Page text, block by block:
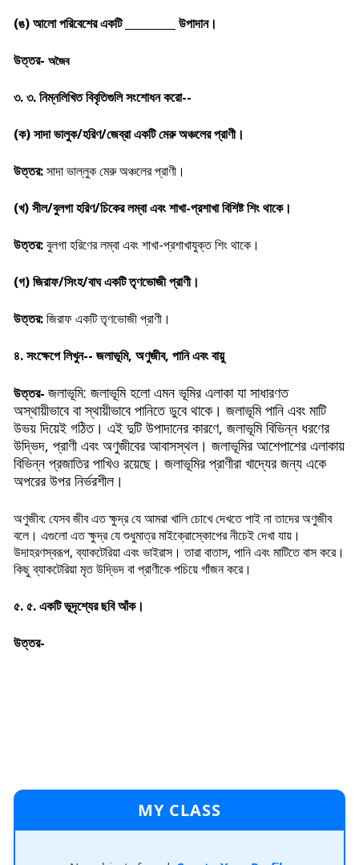
(ঙ) আলো পরিবেশের একটি _________ উপাদান।
উত্তর- অজৈব
৩. ৩. নিম্নলিখিত বিবৃতিগুলি সংশোধন করো--
(ক) সাদা ভালুক/হরিণ/জেব্রা একটি মেরু অঞ্চলের প্রাণী।
উত্তর:সাদা ভাল্লুক মেরু অঞ্চলের প্রাণী।
(খ) সীল/বুলগা হরিণ/চিকের লম্বা এবং শাখা-প্রশাখা বিশিষ্ট শিং থাকে।
উত্তর:বুলগা হরিণের লম্বা এবং শাখা-প্রশাখাযুক্ত শিং থাকে।
(গ) জিরাফ/সিংহ/বাঘ একটি তৃণভোজী প্রাণী।
উত্তর:জিরাফ একটি তৃণভোজী প্রাণী।
৪. সংক্ষেপে লিখুন-- জলাভূমি, অণুজীব, পানি এবং বায়ু
উত্তর- জলাভূমি: জলাভূমি হলো এমন ভূমির এলাকা যা সাধারণত
অস্থায়ীভাবে বা স্থায়ীভাবে পানিতে ডুবে থাকে। জলাভূমি পানি এবং মাটি
উভয় দিয়েই গঠিত। এই দুটি উপাদানের কারণে, জলাভূমি বিভিন্ন ধরণের
উদ্ভিদ, প্রাণী এবং অণুজীবের আবাসস্থল। জলাভূমির আশেপাশের এলাকায়
বিভিন্ন প্রজাতির পাখিও রয়েছে। জলাভূমির প্রাণীরা খাদ্যের জন্য একে
অপরের উপর নির্ভরশীল।
অণুজীব: যেসব জীব এত ক্ষুদ্র যে আমরা খালি চোখে দেখতে পাই না তাদের অণুজীব
বলে। এগুলো এত ক্ষুদ্র যে শুধুমাত্র মাইক্রোস্কোপের নীচেই দেখা যায়।
উদাহরণস্বরূপ, ব্যাকটেরিয়া এবং ভাইরাস। তারা বাতাস, পানি এবং মাটিতে বাস করে।
কিছু ব্যাকটেরিয়া মৃত উদ্ভিদ বা প্রাণীকে পচিয়ে গাঁজন করে।
৫. ৫. একটি ভূদৃশ্যের ছবি আঁক।
উত্তর-
MY CLASS